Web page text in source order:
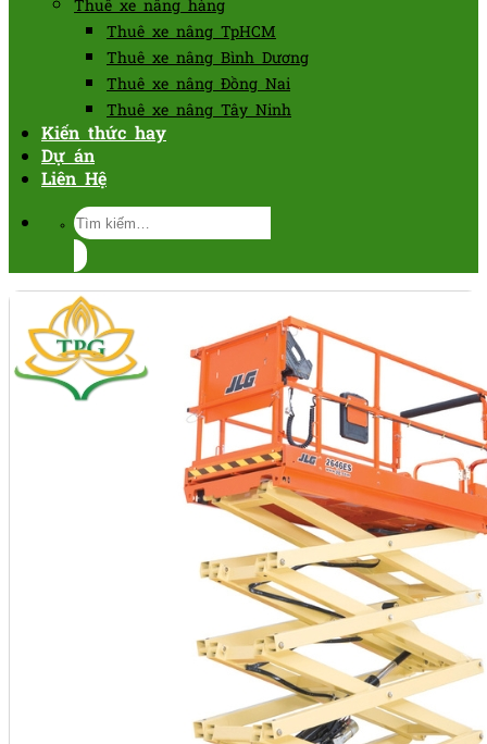
Thuê xe nâng hàng
Thuê xe nâng TpHCM
Thuê xe nâng Bình Dương
Thuê xe nâng Đồng Nai
Thuê xe nâng Tây Ninh
Kiến thức hay
Dự án
Liên Hệ
Tìm
kiếm: